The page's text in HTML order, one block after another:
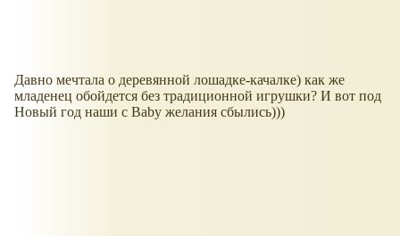
Давно мечтала о деревянной лошадке-качалке) как же
младенец обойдется без традиционной игрушки? И вот под
Новый год наши с Baby желания сбылись)))